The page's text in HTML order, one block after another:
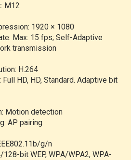
M12
1920 × 1080
Max: 15 fps; Self-Adaptive
transmission
H.264
Full HD, HD, Standard. Adaptive bit
Motion detection
AP pairing
g/n
bit WEP, WPA/WPA2, WPA-